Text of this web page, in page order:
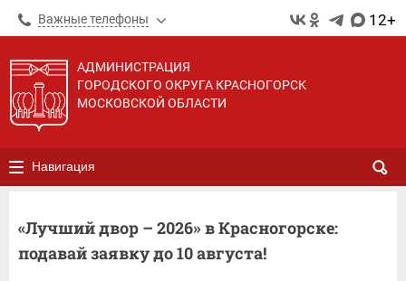
Важные телефоны 12+
АДМИНИСТРАЦИЯ
ГОРОДСКОГО ОКРУГА КРАСНОГОРСК
МОСКОВСКОЙ ОБЛАСТИ
Навигация
«Лучший двор – 2026» в Красногорске:
подавай заявку до 10 августа!